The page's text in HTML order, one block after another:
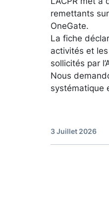
remettants
OneGate.
La fiche
activités et
sollicités par
Nous
systématique
3 Juillet 2026